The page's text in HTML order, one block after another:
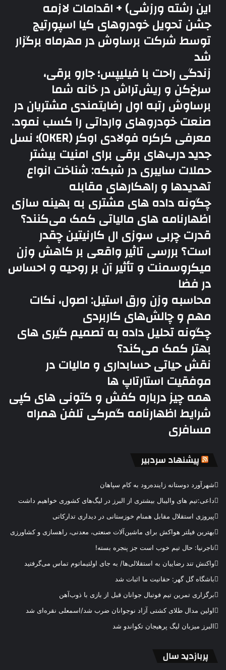
این رشته ورزشی) + اقدامات لازمه
جشن تحویل خودروهای کیا اسپورتیج
توسط شرکت برساوش در مهرماه برگزار
شد
زندگی راحت با فیلیپس؛ جارو برقی،
سرخ‌کن و ریش‌تراش در خانه شما
برساوش رتبه اول رضایتمندی مشتریان در
صنعت خودروهای وارداتی را کسب نمود.
معرفی کرکره فولادی اوکر (OKER)؛ نسل
جدید درب‌های برقی برای امنیت بیشتر
حملات سایبری در شبکه: شناخت انواع
تهدیدها و راهکارهای مقابله
چگونه داده های مشتری به بهینه سازی
اظهارنامه های مالیاتی کمک می‌کنند؟
قدرت چربی سوزی ال کارنیتین چقدر
است؟ بررسی تاثیر واقعی بر کاهش وزن
میکروسمنت و تأثیر آن بر روحیه و احساس
در فضا
محاسبه وزن ورق استیل: اصول، نکات
مهم و چالش‌های کاربردی
چگونه تحلیل داده به تصمیم گیری های
بهتر کمک می‌کند؟
نقش حیاتی حسابداری و مالیات در
موفقیت استارتاپ ها
همه چیز درباره کفش و کتونی های کپی
شرایط اظهارنامه گمرکی تلفن همراه
مسافری
پیشنهاد سردبیر
شهرآورد دوستانه زاینده‌رود به کام سپاهان
داعی:تیم های والیبال بیشتری از البرز در لیگ‌های کشوری خواهیم داشت
پیروزی استقلال مقابل همنام خوزستانی در دیداری تدارکاتی
بهترین فیلتر هواکش برای ماشین‌آلات صنعتی، معدنی، راهسازی و کشاورزی
تاجرنیا: حال تیم خوب است جز پنجره بسته!
واکنش تند رضاییان به استقلالی‌ها/ به جای اولتیماتوم تماس می‌گرفتید
باشگاه گل گهر: حقانیت ما اثبات شد
برگزاری تمرین تیم فوتبال جوانان قبل از بازی با ذوب‌آهن
اولین مدال طلای کشتی آزاد نوجوانان ضرب شد/اسمعلی نقره‌ای شد
البرز میزبان لیگ پرهیجان تکواندو شد
پربازدید سال